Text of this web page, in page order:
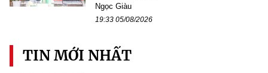
Ngọc Giàu
19:33 05/08/2026
TIN MỚI NHẤT